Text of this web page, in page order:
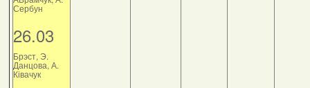
Сербун
26.03
Брэст, Э.
Данцова, А.
Ківачук